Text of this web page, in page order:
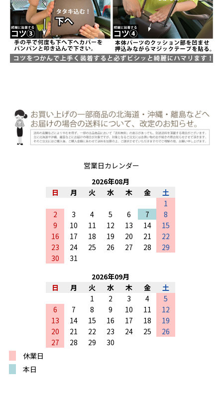
営業日カレンダー
2026年08月
日
月 火 水 木 金
土
1
2
3 4 5 6 7
8
9
10 11 12 13 14
15
16
17 18 19 20 21
22
23
24 25 26 27 28
29
30
31
2026年09月
日
月 火 水 木 金
土
1
2 3 4
5
6
7 8 9 10 11
12
13
14 15 16 17 18
19
20
21 22 23 24 25
26
27
28 29
30
休業日
本日